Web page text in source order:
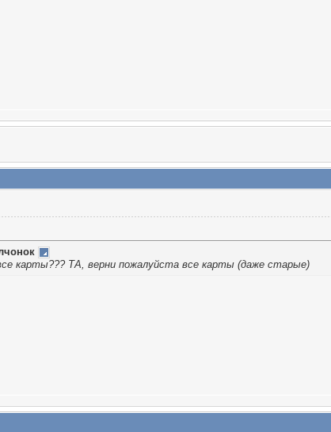
карты??? ТА, верни пожалуйста все карты (даже старые)